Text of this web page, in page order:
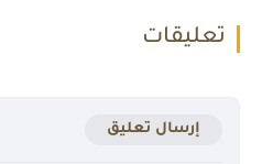
تعليقات
إرسال تعليق